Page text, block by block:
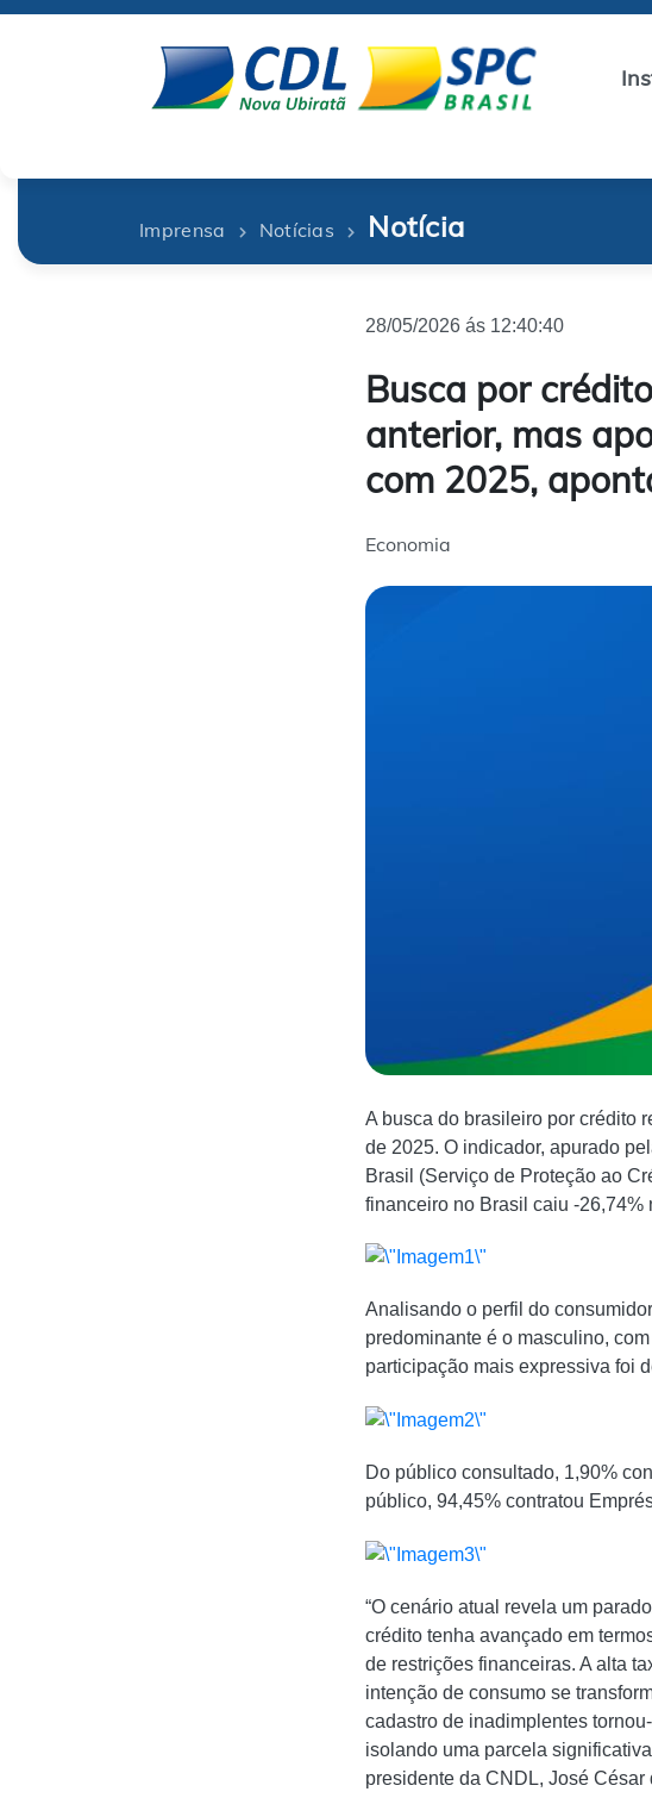
Imprensa Notícias Notícia
28/05/2026 ás 12:40:40
Busca por
anterior, mas
com 2025,
Economia
A busca do brasileiro por crédito
de 2025. O indicador, apurado
Brasil (Serviço de Proteção ao
financeiro no Brasil caiu
Analisando o perfil do
predominante é o masculino,
participação mais expressiva foi
Do público consultado, 1,90%
público, 94,45% contratou
“O cenário atual revela um
crédito tenha avançado em
de restrições financeiras. A alta
intenção de consumo se
cadastro de inadimplentes
isolando uma parcela
presidente da CNDL, José César